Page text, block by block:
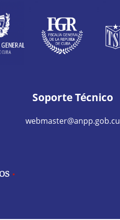
Soporte Técnico
webmaster@anpp.gob.cu